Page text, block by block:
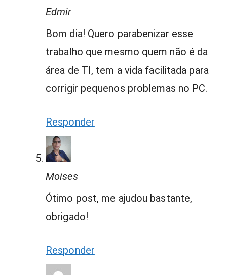
Edmir
Bom dia! Quero parabenizar esse
trabalho que mesmo quem não é da
área de TI, tem a vida facilitada para
corrigir pequenos problemas no PC.
Responder
Moises
Ótimo post, me ajudou bastante,
obrigado!
Responder